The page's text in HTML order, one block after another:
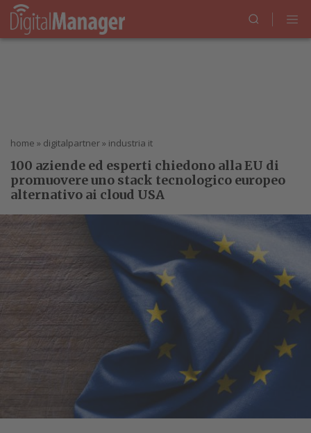
home » digitalpartner» industria it
100 aziende ed esperti chiedono alla EU di
promuovere uno stack tecnologico europeo
alternativo ai cloud USA